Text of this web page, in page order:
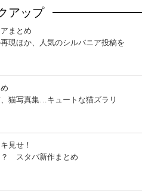
アップ
まとめ
再現ほか、人気のシルバニア投稿を
猫写真集…キュートな猫ズラリ
見せ！
？ スタバ新作まとめ